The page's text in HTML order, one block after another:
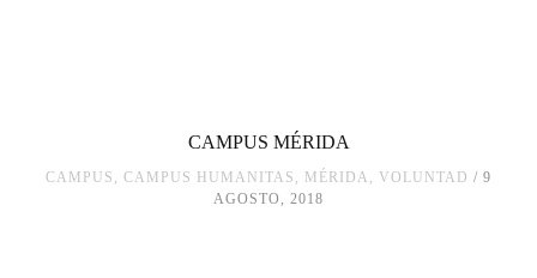
CAMPUS MÉRIDA
CAMPUS CAMPUS HUMANITAS MÉRIDA VOLUNTAD
9
AGOSTO, 2018